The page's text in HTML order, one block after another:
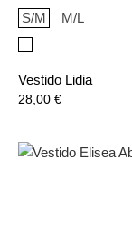
S/M
M/L
Blanco
Vestido Lidia
Precio
28,00 €